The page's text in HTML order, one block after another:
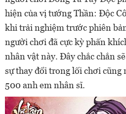
hiện của vị tướng Thần: Độc
khi trải nghiệm trước phiên
người chơi đã cực kỳ phấn
nhân vật này. Đây chắc chắn
sự thay đổi trong lối chơi cũng
500 anh em nhân sĩ.